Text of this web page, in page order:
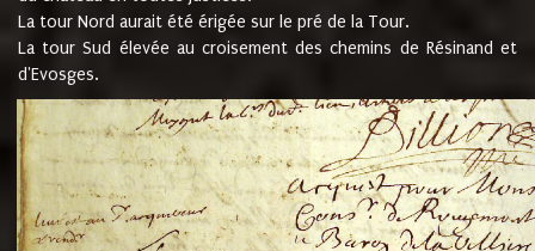
La tour Nord aurait été érigée sur le pré de la Tour.
La tour Sud élevée au croisement des chemins de Résinand et
d'Evosges.